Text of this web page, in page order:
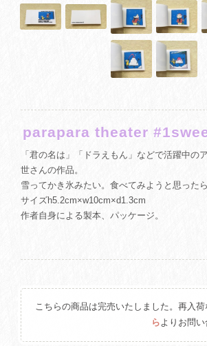
parapara theater
「君の名は」「ドラえもん」などで活躍中の
世さんの作品。
雪ってかき氷みたい。食べてみようと思った
サイズh5.2cm×w10cm×d1.3cm
作者自身による製本、パッケージ。
こちらの商品は完売いたしました。再入
らよりお問い